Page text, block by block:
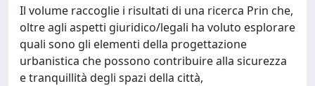
Il volume raccoglie i risultati di una ricerca Prin che,
oltre agli aspetti giuridico/legali ha voluto esplorare
quali sono gli elementi della progettazione
urbanistica che possono contribuire alla sicurezza
e tranquillità degli spazi della città,